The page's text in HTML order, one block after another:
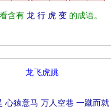
含有 龙 行 虎 变 的成语。
龙飞虎跳
心猿意马 万人空巷 一蹴而就